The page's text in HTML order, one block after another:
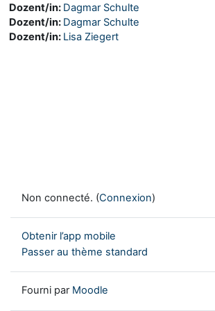
Dozent/in: Dagmar Schulte
Dozent/in: Dagmar Schulte
Dozent/in: Lisa Ziegert
Non connecté. (Connexion)
Obtenir l’app mobile
Passer au thème standard
Fourni par Moodle